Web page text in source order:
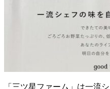
「三ツ星ファーム」は一流